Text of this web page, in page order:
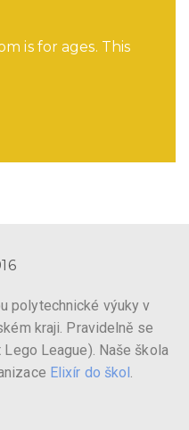
is for ages. This
polytechnické výuky v
kraji. Pravidelně se
League). Naše škola
Elixír do škol .